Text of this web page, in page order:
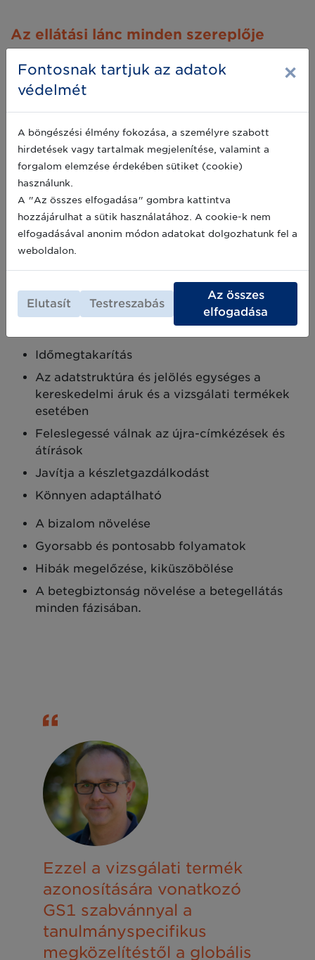
Az ellátási lánc minden szereplője
megoldások alkalmazása:
Előny a szállítók számára
Előny a klinikai vizsgálatok helyszíneinek
Előny a betegeknek
Adatok összeállítása gyorsabb
Az adatstruktúra és jelölés egységes
A nyomon követés lehetséges a teljes
Kevesebb átírási hiba az ellátási lánc végén​
Kevesebb időt igényel az adatok
ellenőrzése és validálása
Időmegtakarítás​
Az adatstruktúra és jelölés egységes a
kereskedelmi áruk és a vizsgálati termékek
esetében​
Feleslegessé válnak az újra-címkézések és
átírások​
Javítja a készletgazdálkodást​
Könnyen adaptálható
A bizalom növelése
Gyorsabb és pontosabb folyamatok
Hibák megelőzése, kiküszöbölése
A betegbiztonság növelése a betegellátás
minden fázisában.
Ezzel a vizsgálati termék
azonosítására vonatkozó
GS1 szabvánnyal a
tanulmányspecifikus
megközelítéstől a globális
Fontosnak tartjuk az adatok
védelmét
×
A böngészési élmény fokozása, a személyre szabott
hirdetések vagy tartalmak megjelenítése, valamint a
forgalom elemzése érdekében sütiket (cookie)
használunk.
A "Az összes elfogadása" gombra kattintva
hozzájárulhat a sütik használatához. A cookie-k nem
elfogadásával anonim módon adatokat dolgozhatunk fel a
weboldalon.
Elutasít Testreszabás
Az összes
elfogadása